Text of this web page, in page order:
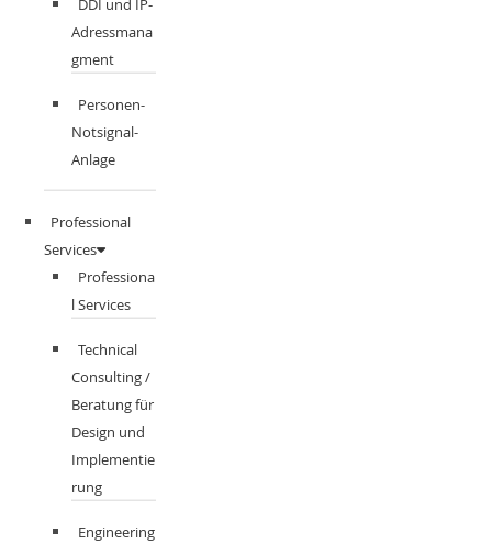
DDI und IP-
Adressmana
gment​
Personen-
Notsignal-
Anlage
Professional
Services
Professiona
l Services
Technical
Consulting /
Beratung für
Design und
Implementie
rung
Engineering